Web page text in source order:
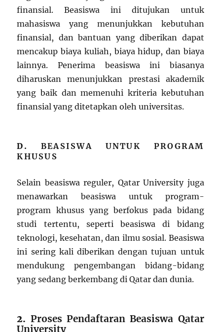
finansial. Beasiswa ini ditujukan untuk
mahasiswa yang menunjukkan kebutuhan
finansial, dan bantuan yang diberikan dapat
mencakup biaya kuliah, biaya hidup, dan biaya
lainnya. Penerima beasiswa ini biasanya
diharuskan menunjukkan prestasi akademik
yang baik dan memenuhi kriteria kebutuhan
finansial yang ditetapkan oleh universitas.
D. BEASISWA UNTUK PROGRAM
KHUSUS
Selain beasiswa reguler, Qatar University juga
menawarkan beasiswa untuk program-
program khusus yang berfokus pada bidang
studi tertentu, seperti beasiswa di bidang
teknologi, kesehatan, dan ilmu sosial. Beasiswa
ini sering kali diberikan dengan tujuan untuk
mendukung pengembangan bidang-bidang
yang sedang berkembang di Qatar dan dunia.
2. Proses Pendaftaran Beasiswa Qatar
University